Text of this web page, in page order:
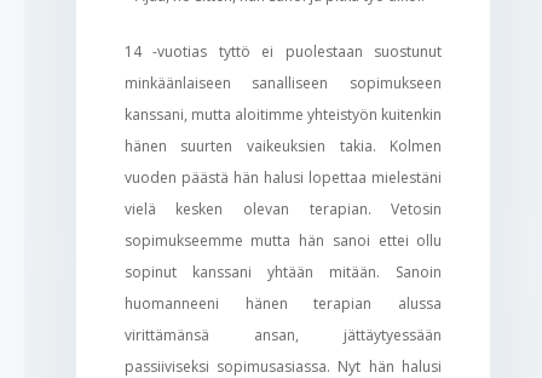
14 -vuotias tyttö ei puolestaan suostunut
minkäänlaiseen sanalliseen sopimukseen
kanssani, mutta aloitimme yhteistyön kuitenkin
hänen suurten vaikeuksien takia. Kolmen
vuoden päästä hän halusi lopettaa mielestäni
vielä kesken olevan terapian. Vetosin
sopimukseemme mutta hän sanoi ettei ollu
sopinut kanssani yhtään mitään. Sanoin
huomanneeni hänen terapian alussa
virittämänsä ansan, jättäytyessään
passiiviseksi sopimusasiassa. Nyt hän halusi